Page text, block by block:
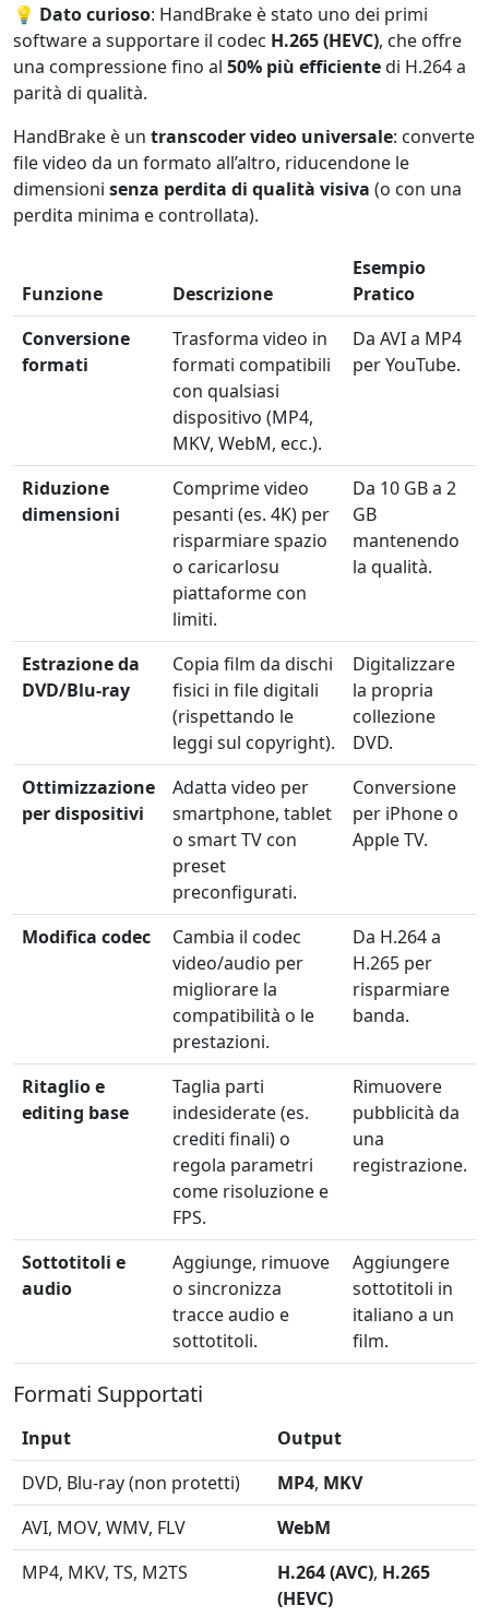
💡 Dato curioso: HandBrake è stato uno dei primi
software a supportare il codec H.265 (HEVC), che offre
una compressione fino al 50% più efficientedi H.264 a
parità di qualità.
HandBrake è un transcoder video universale: converte
file video da un formato all’altro, riducendone le
dimensioni senza perdita di qualità visiva (o con una
perdita minima e controllata).
Funzione Descrizione
Esempio
Pratico
Conversione
formati
Trasforma video in
formati compatibili
con qualsiasi
dispositivo (MP4,
MKV, WebM, ecc.).
Da AVI a MP4
per YouTube.
Riduzione
dimensioni
Comprime video
pesanti (es. 4K) per
risparmiare spazio
o caricarlosu
piattaforme con
limiti.
Da 10 GB a 2
GB
mantenendo
la qualità.
Estrazione da
DVD/Blu-ray
Copia film da dischi
fisici in file digitali
(rispettando le
leggi sul copyright).
Digitalizzare
la propria
collezione
DVD.
Ottimizzazione
per dispositivi
Adatta video per
smartphone, tablet
o smart TV con
preset
preconfigurati.
Conversione
per iPhone o
Apple TV.
Modifica codec
Cambia il codec
video/audio per
migliorare la
compatibilità o le
prestazioni.
Da H.264 a
H.265 per
risparmiare
banda.
Ritaglio e
editing base
Taglia parti
indesiderate (es.
crediti finali) o
regola parametri
come risoluzione e
FPS.
Rimuovere
pubblicità da
una
registrazione.
Sottotitoli e
audio
Aggiunge, rimuove
o sincronizza
tracce audio e
sottotitoli.
Aggiungere
sottotitoli in
italiano a un
film.
Formati Supportati
Input
Output
DVD, Blu-ray (non protetti)
MP4, MKV
AVI, MOV, WMV, FLV
WebM
MP4, MKV, TS, M2TS
H.264 (AVC), H.265
(HEVC)